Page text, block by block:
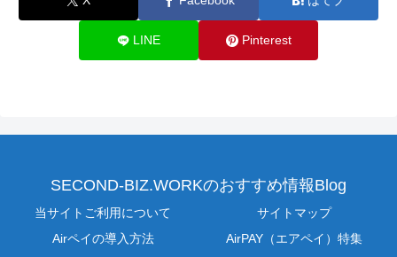
LINE Pinterest
SECOND-BIZ.WORKのおすすめ情報Blog
当サイトご利用について
サイトマップ
Airペイの導入方法
AirPAY（エアペイ）特集